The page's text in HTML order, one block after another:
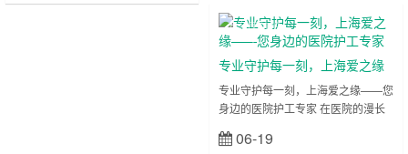
心。上海爱之缘家政护工团队，以十
年经验沉淀，为沪上家庭提供优质护
理，赢得众多赞誉。 专业团队，金
牌服务 爱之缘家政护工团队严格筛
选护理人员，所有护工均持专业资格
证上岗，涵盖基础护理、康复辅助、
心理疏导等多……
上海医院护
工
专业守护每一刻，上海爱之缘
——您身边的医院护工专家
专业守护每一刻，上海爱之缘——您
身边的医院护工专家 在医院的漫长
的照料，更是心灵的慰藉。面对“医
06-19